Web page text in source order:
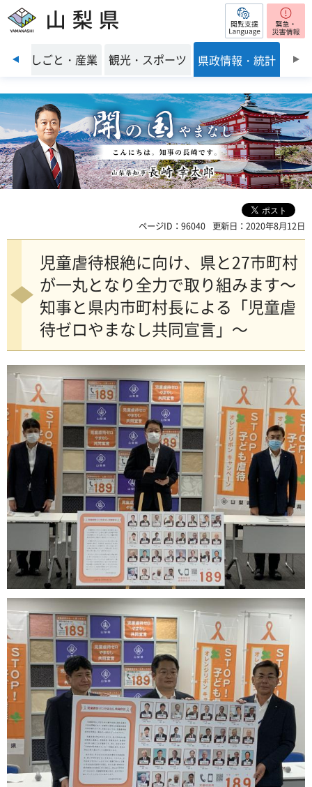
山梨県 閲覧支援
前のスライドを表示
境 しごと・産業 観光・スポーツ 県政情報・統計
ページID：96040 更新日：2020年8月12日
児童虐待根絶に向け、県と27市町村
が一丸となり全力で取り組みます～
知事と県内市町村長による「児童虐
待ゼロやまなし共同宣言」～